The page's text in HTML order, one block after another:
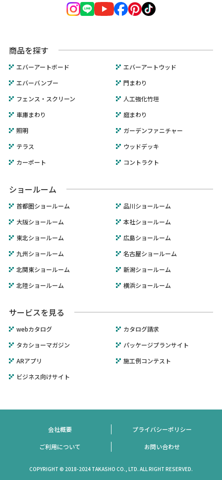
商品を探す
エバーアートボード
エバーアートウッド
エバーバンブー
門まわり
フェンス・スクリーン
人工強化竹垣
車庫まわり
庭まわり
照明
ガーデンファニチャー
テラス
ウッドデッキ
カーポート
コントラクト
ショールーム
首都圏ショールーム
品川ショールーム
大阪ショールーム
本社ショールーム
東北ショールーム
広島ショールーム
九州ショールーム
名古屋ショールーム
北関東ショールーム
新潟ショールーム
北陸ショールーム
横浜ショールーム
サービスを見る
webカタログ
カタログ請求
タカショーマガジン
パッケージプランサイト
ARアプリ
施工例コンテスト
ビジネス向けサイト
会社概要 プライバシーポリシー
ご利用について お問い合わせ
COPYRIGHT © 2018-2024 TAKASHO CO., LTD. ALL RIGHT RESERVED.